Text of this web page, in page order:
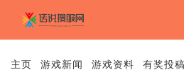
主页 游戏新闻 游戏资料 有奖投稿